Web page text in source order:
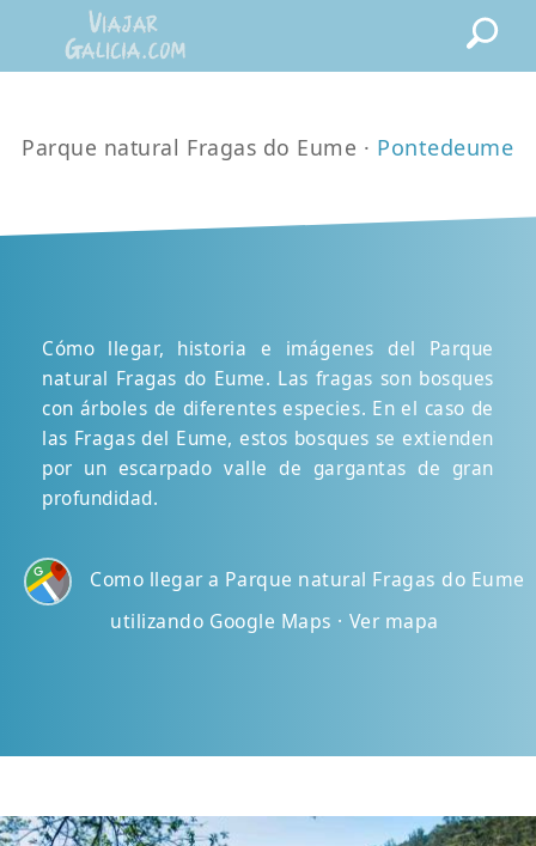
Parque natural Fragas do Eume · Pontedeume
Cómo llegar, historia e imágenes del Parque
natural Fragas do Eume. Las fragas son bosques
con árboles de diferentes especies. En el caso de
las Fragas del Eume, estos bosques se extienden
por un escarpado valle de gargantas de gran
profundidad.
Como llegar a Parque natural Fragas do Eume
utilizando Google Maps · Ver mapa